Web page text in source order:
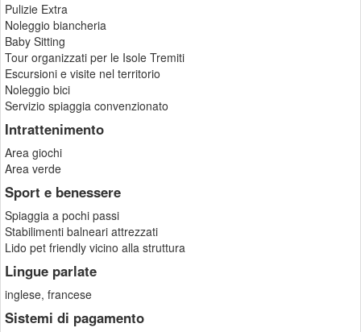
Pulizie Extra
Noleggio biancheria
Baby Sitting
Tour organizzati per le Isole Tremiti
Escursioni e visite nel territorio
Noleggio bici
Servizio spiaggia convenzionato
Intrattenimento
Area giochi
Area verde
Sport e benessere
Spiaggia a pochi passi
Stabilimenti balneari attrezzati
Lido pet friendly vicino alla struttura
Lingue parlate
inglese, francese
Sistemi di pagamento